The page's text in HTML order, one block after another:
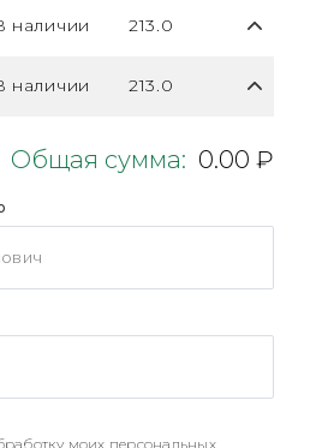
наличии 213.0
наличии 213.0
Общая сумма: 0.00 ₽
моих персональных